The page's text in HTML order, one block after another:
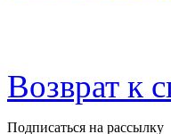
Возврат к
Подписаться на рассылку